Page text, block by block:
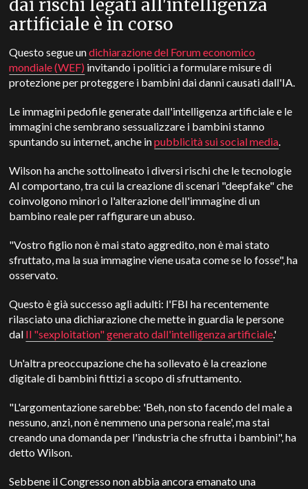
dai rischi legati all'intelligenza
artificiale è in corso
Questo segue undichiarazione del Forum economico
mondiale (WEF) invitando i politici a formulare misure di
protezione per proteggere i bambini dai danni causati dall'IA.
Le immagini pedofile generate dall'intelligenza artificiale e le
immagini che sembrano sessualizzare i bambini stanno
spuntando su internet, anche inpubblicità sui social media.
Wilson ha anche sottolineato i diversi rischi che le tecnologie
AI comportano, tra cui la creazione di scenari "deepfake" che
coinvolgono minori o l'alterazione dell'immagine di un
bambino reale per raffigurare un abuso.
"Vostro figlio non è mai stato aggredito, non è mai stato
sfruttato, ma la sua immagine viene usata come se lo fosse", ha
osservato.
Questo è già successo agli adulti: l'FBI ha recentemente
rilasciato una dichiarazione che mette in guardia le persone
dal Il "sexploitation" generato dall'intelligenza artificiale.'
Un'altra preoccupazione che ha sollevato è la creazione
digitale di bambini fittizi a scopo di sfruttamento.
"L'argomentazione sarebbe: 'Beh, non sto facendo del male a
nessuno, anzi, non è nemmeno una persona reale', ma stai
creando una domanda per l'industria che sfrutta i bambini", ha
detto Wilson.
Sebbene il Congresso non abbia ancora emanato una